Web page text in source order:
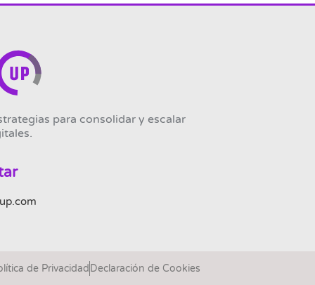
para consolidar y escalar
de Privacidad Declaración de Cookies